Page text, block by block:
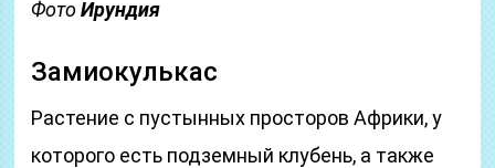
ФотоИрундия
Замиокулькас
Растение с пустынных просторов Африки, у
которого есть подземный клубень, а также